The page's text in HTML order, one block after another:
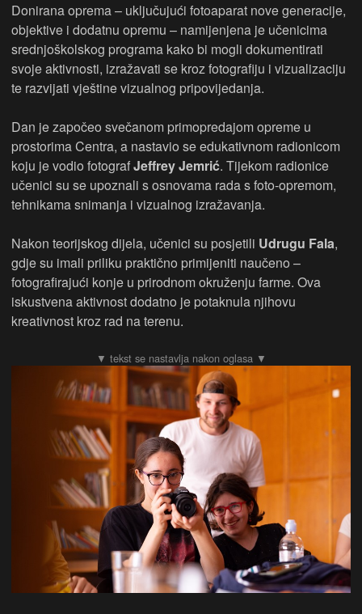
Donirana oprema – uključujući fotoaparat nove generacije,
objektive i dodatnu opremu – namijenjena je učenicima
srednjoškolskog programa kako bi mogli dokumentirati
svoje aktivnosti, izražavati se kroz fotografiju i vizualizaciju
te razvijati vještine vizualnog pripovijedanja.
Dan je započeo svečanom primopredajom opreme u
prostorima Centra, a nastavio se edukativnom radionicom
koju je vodio fotografJeffrey Jemrić. Tijekom radionice
učenici su se upoznali s osnovama rada s foto-opremom,
tehnikama snimanja i vizualnog izražavanja.
Nakon teorijskog dijela, učenici su posjetili Udrugu Fala,
gdje su imali priliku praktično primijeniti naučeno –
fotografirajući konje u prirodnom okruženju farme. Ova
iskustvena aktivnost dodatno je potaknula njihovu
kreativnost kroz rad na terenu.